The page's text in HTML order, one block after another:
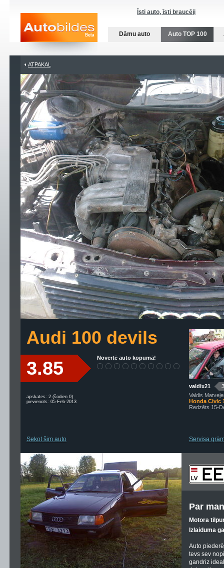
Īsti auto, īsti braucēji
Dāmu auto Auto TOP 100
ATPAKAĻ
Audi 100 devils
3.85 Novertē auto kopumā!
apskates: 2 (šodien 0)
pievienots: 05-Feb-2013
Sekot šim auto
valdix21
Valdis
Honda Civic
Redzēts 15-
Servisa
Par
Motora
Izlaiduma
Auto
tevs sev
gandriz